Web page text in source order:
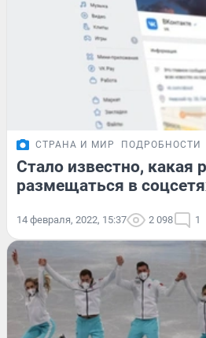
СТРАНА И МИР ПОДРОБНОСТИ
Стало известно, какая
размещаться в
14 февраля, 2022, 15:37 2 098 1